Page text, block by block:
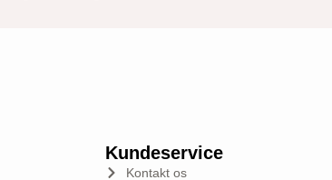
Kundeservice
Kontakt os